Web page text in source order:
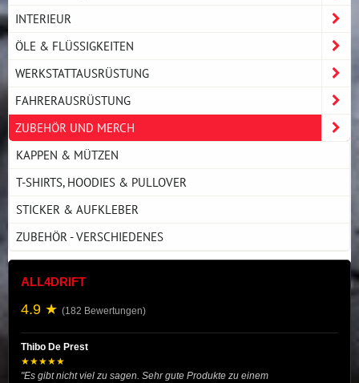
INTERIEUR
ÖLE & FLÜSSIGKEITEN
WERKSTATTAUSRÜSTUNG
FAHRERAUSRÜSTUNG
ZUBEHÖR UND MERCH
KAPPEN & MÜTZEN
T-SHIRTS, HOODIES & PULLOVER
STICKER & AUFKLEBER
ZUBEHÖR - VERSCHIEDENES
ALL4DRIFT
4.9 ★ (182 Bewertungen)
Thibo De Prest
★★★★★
"Es gibt nicht viel zu sagen. Sehr gute Produkte zu einem